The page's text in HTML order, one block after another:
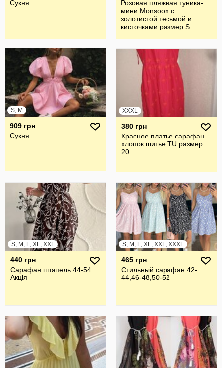
Сукня
Розовая пляжная туника-
мини Monsoon с
золотистой тесьмой и
кисточками размер S
S, M
909 грн
Сукня
XXXL
380 грн
Красное платье сарафан
хлопок шитье TU размер
20
S, M, L, XL, XXL
440 грн
Сарафан штапель 44-54
Акція
S, M, L, XL, XXL, XXXL
465 грн
Стильный сарафан 42-
44,46-48,50-52